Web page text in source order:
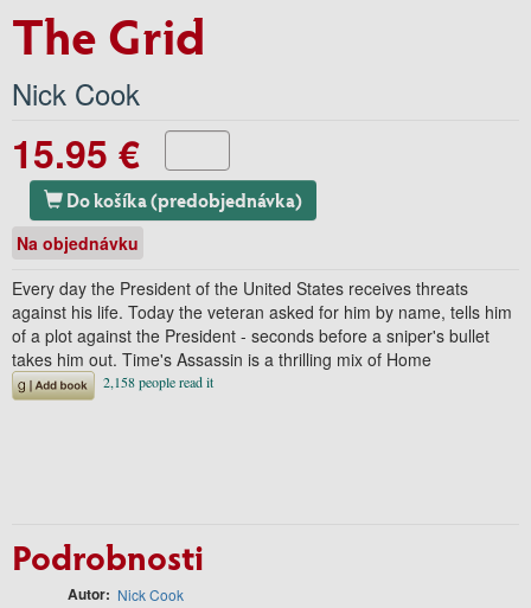
The Grid
Nick Cook
15.95 €
Do košíka (predobjednávka)
Na objednávku
Every day the President of the United States receives threats
against his life. Today the veteran asked for him by name, tells him
of a plot against the President - seconds before a sniper's bullet
takes him out. Time's Assassin is a thrilling mix of Home
Podrobnosti
Autor Nick Cook